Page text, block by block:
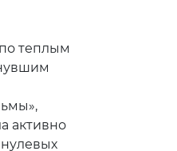
теплым
активно